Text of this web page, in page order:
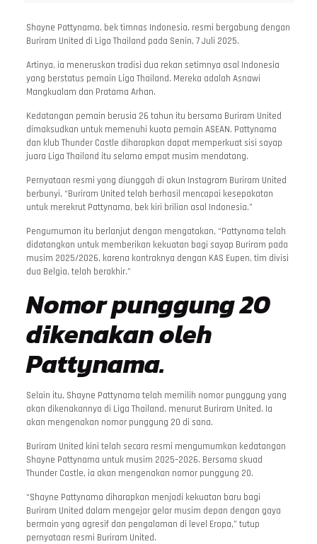
Shayne Pattynama, bek timnas Indonesia, resmi bergabung dengan
Buriram United di Liga Thailand pada Senin, 7 Juli 2025.
Artinya, ia meneruskan tradisi dua rekan setimnya asal Indonesia
yang berstatus pemain Liga Thailand. Mereka adalah Asnawi
Mangkualam dan Pratama Arhan.
Kedatangan pemain berusia 26 tahun itu bersama Buriram United
dimaksudkan untuk memenuhi kuota pemain ASEAN. Pattynama
dan klub Thunder Castle diharapkan dapat memperkuat sisi sayap
juara Liga Thailand itu selama empat musim mendatang.
Pernyataan resmi yang diunggah di akun Instagram Buriram United
berbunyi, “Buriram United telah berhasil mencapai kesepakatan
untuk merekrut Pattynama, bek kiri brilian asal Indonesia.”
Pengumuman itu berlanjut dengan mengatakan, “Pattynama telah
didatangkan untuk memberikan kekuatan bagi sayap Buriram pada
musim 2025/2026, karena kontraknya dengan KAS Eupen, tim divisi
dua Belgia, telah berakhir.”
Nomor punggung 20
dikenakan oleh
Pattynama.
Selain itu, Shayne Pattynama telah memilih nomor punggung yang
akan dikenakannya di Liga Thailand, menurut Buriram United. Ia
akan mengenakan nomor punggung 20 di sana.
Buriram United kini telah secara resmi mengumumkan kedatangan
Shayne Pattynama untuk musim 2025–2026. Bersama skuad
Thunder Castle, ia akan mengenakan nomor punggung 20.
“Shayne Pattynama diharapkan menjadi kekuatan baru bagi
Buriram United dalam mengejar gelar musim depan dengan gaya
bermain yang agresif dan pengalaman di level Eropa,” tutup
pernyataan resmi Buriram United.